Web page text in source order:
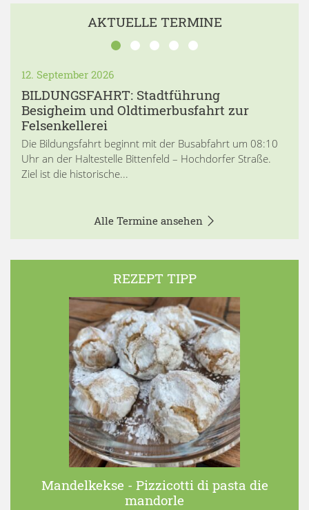
AKTUELLE TERMINE
12. September 2026
BILDUNGSFAHRT: Stadtführung
Besigheim und Oldtimerbusfahrt zur
Felsenkellerei
Die Bildungsfahrt beginnt mit der Busabfahrt um 08:10
Uhr an der Haltestelle Bittenfeld – Hochdorfer Straße.
Ziel ist die historische...
Alle Termine ansehen
REZEPT TIPP
Mandelkekse - Pizzicotti di pasta die
mandorle